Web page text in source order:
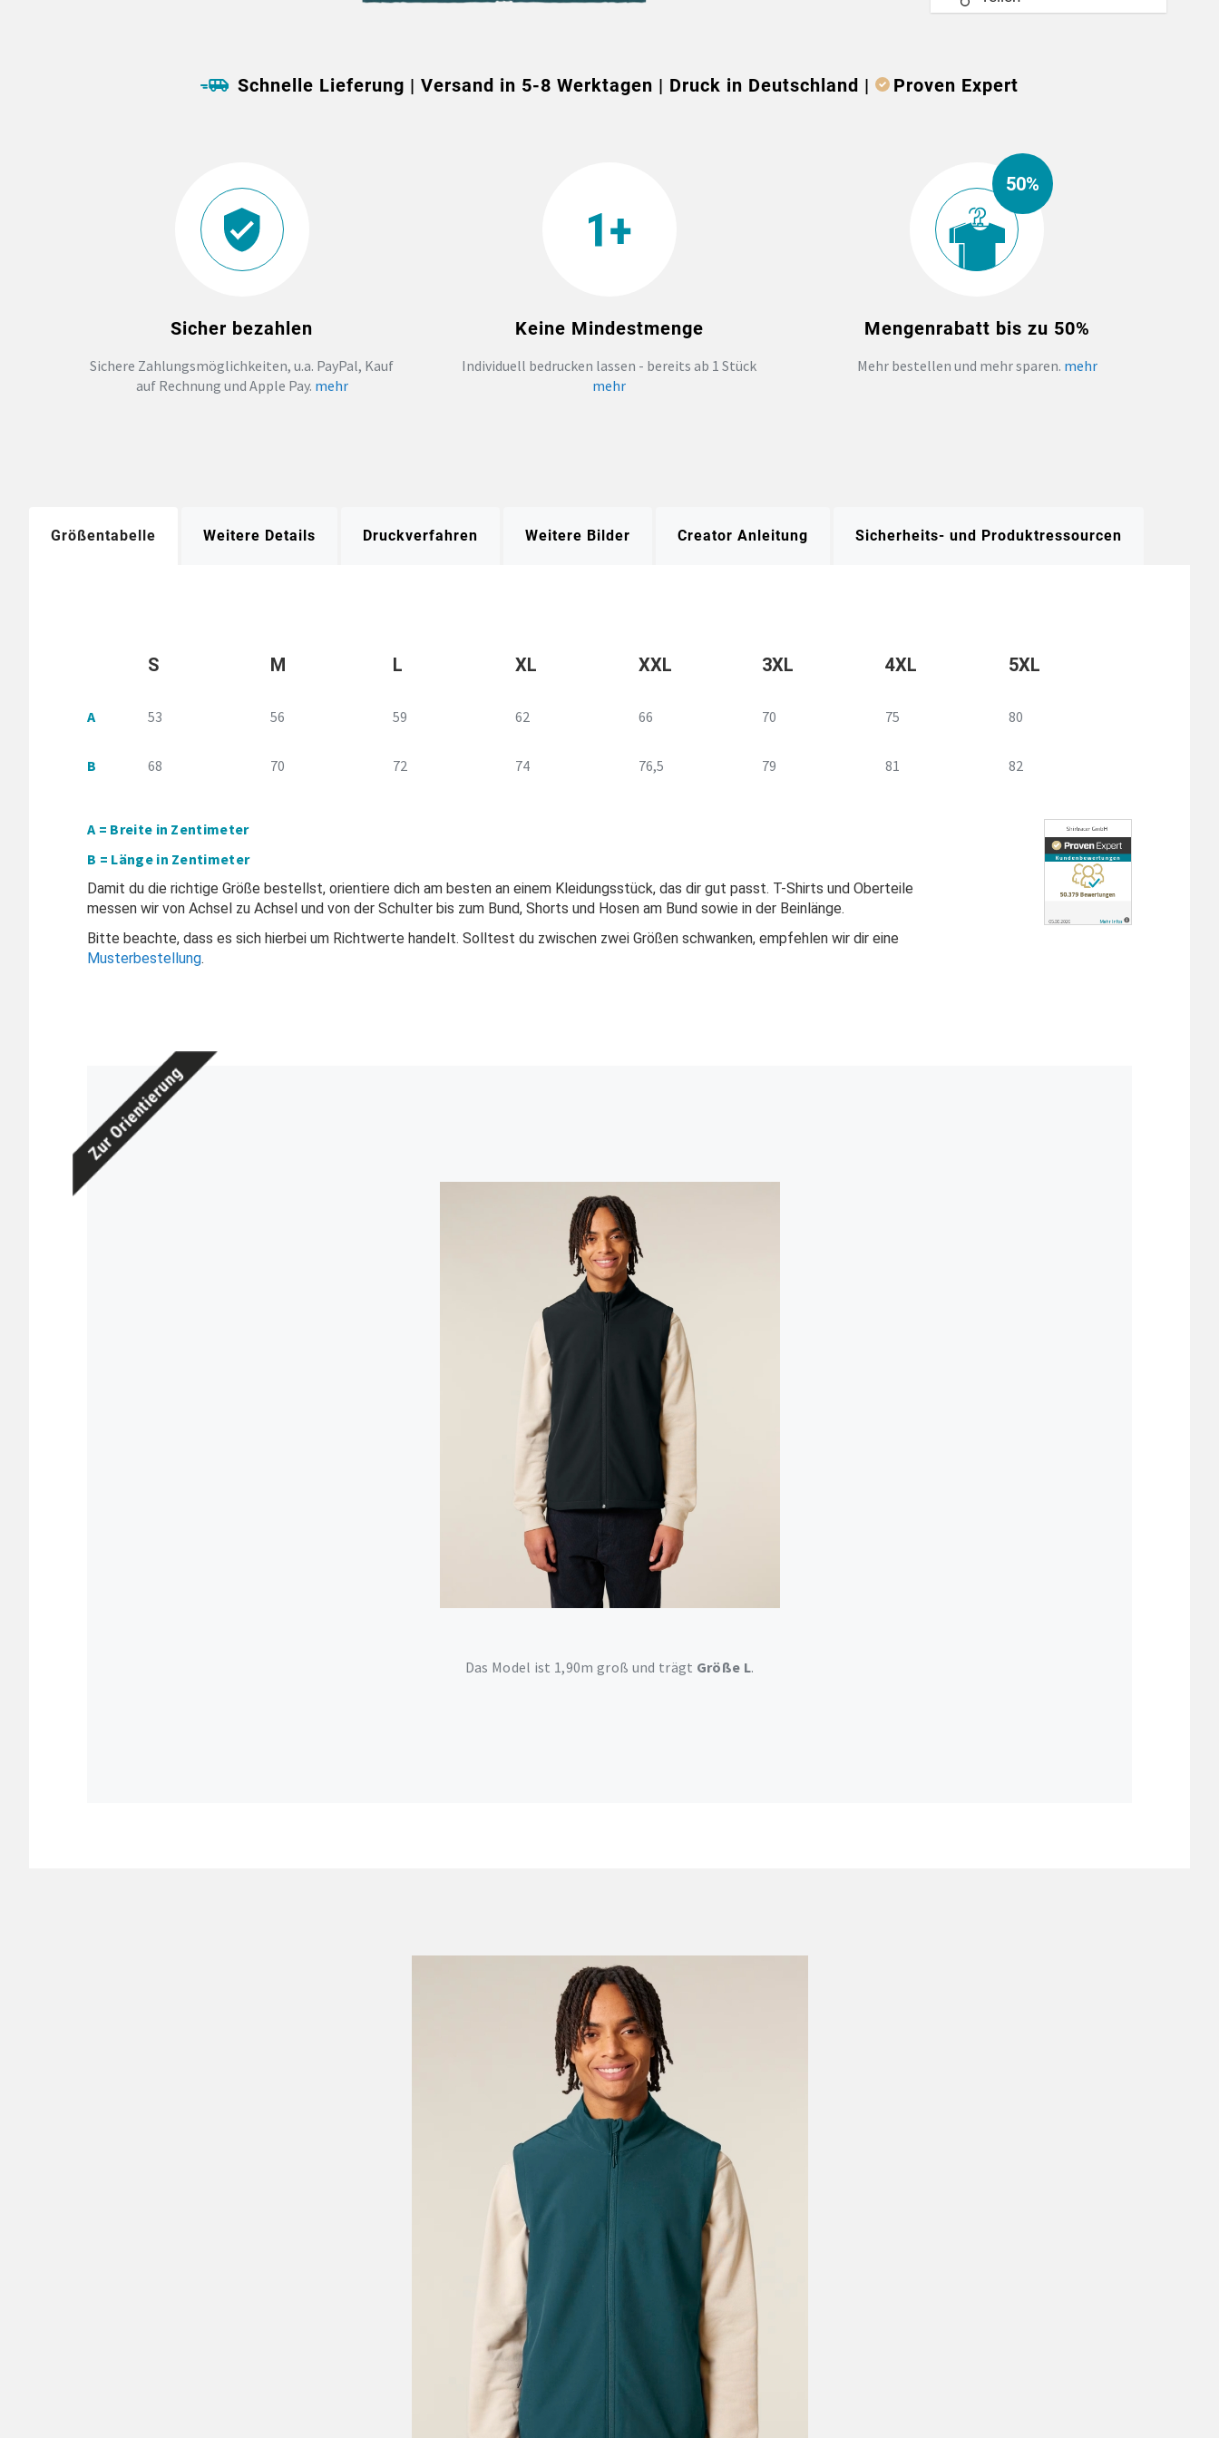
Schnelle Lieferung | Versand in 5-8 Werktagen | Druck in Deutschland | Proven Expert
Sicher bezahlen
Sichere Zahlungsmöglichkeiten, u.a. PayPal, Kauf
auf Rechnung und Apple Pay. mehr
Keine Mindestmenge
Individuell bedrucken lassen - bereits ab 1 Stück
mehr
50%
Mengenrabatt bis zu 50%
Mehr bestellen und mehr sparen. mehr
Größentabelle Weitere Details Druckverfahren Weitere Bilder Creator Anleitung Sicherheits- und Produktressourcen
S M L XL XXL 3XL 4XL 5XL
A 53 56 59 62 66 70 75 80
B 68 70 72 74 76,5 79 81 82
A = Breite in Zentimeter
B = Länge in Zentimeter
Damit du die richtige Größe bestellst, orientiere dich am besten an einem Kleidungsstück, das dir gut passt. T-Shirts und Oberteile
messen wir von Achsel zu Achsel und von der Schulter bis zum Bund, Shorts und Hosen am Bund sowie in der Beinlänge.
Bitte beachte, dass es sich hierbei um Richtwerte handelt. Solltest du zwischen zwei Größen schwanken, empfehlen wir dir eine
Musterbestellung.
Das Model ist 1,90m groß und trägt Größe L.